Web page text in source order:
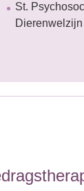
St.
Dierenwelzijn